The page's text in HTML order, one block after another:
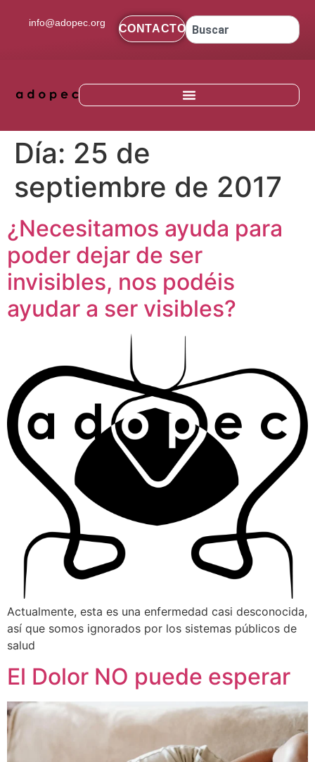
info@adopec.org CONTACTO
Día: 25 de
septiembre de 2017
¿Necesitamos ayuda para
poder dejar de ser
invisibles, nos podéis
ayudar a ser visibles?
Actualmente, esta es una enfermedad casi desconocida,
así que somos ignorados por los sistemas públicos de
salud
El Dolor NO puede esperar